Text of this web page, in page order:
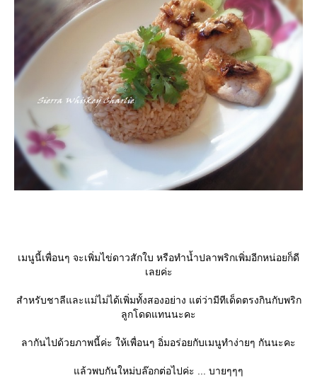
เมนูนี้เพื่อนๆ จะเพิ่มไข่ดาวสักใบ หรือทำน้ำปลาพริกเพิ่มอีกหน่อยก็ดี
เลยค่ะ
สำหรับชาลีและแม่ไม่ได้เพิ่มทั้งสองอย่าง แต่ว่ามีทีเด็ดตรงกินกับพริก
ลูกโดดแทนนะคะ
ลากันไปด้วยภาพนี้ค่ะ ให้เพื่อนๆ อิ่มอร่อยกับเมนูทำง่ายๆ กันนะคะ
ล้วพบกันใหม่บล๊อกต่อไปค่ะ ... บายๆๆๆ